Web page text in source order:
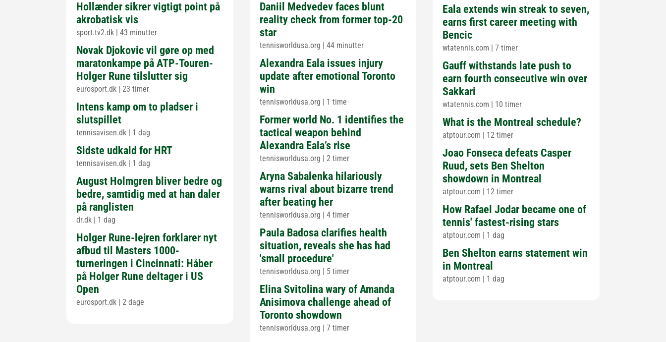
Hollænder sikrer vigtigt point på
akrobatisk vis
sport.tv2.dk |43 minutter
Novak Djokovic vil gøre op med
maratonkampe på ATP-Touren-
Holger Rune tilslutter sig
eurosport.dk |23 timer
Intens kamp om to pladser i
slutspillet
tennisavisen.dk | 1 dag
Sidste udkald for HRT
tennisavisen.dk | 1 dag
August Holmgren bliver bedre og
bedre, samtidig med at han daler
på ranglisten
dr.dk | 1 dag
Holger Rune-lejren forklarer nyt
afbud til Masters 1000-
turneringen i Cincinnati: Håber
på Holger Rune deltager i US
Open
eurosport.dk |2 dage
Daniil Medvedev faces blunt
reality check from former top-20
star
tennisworldusa.org | 44 minutter
Alexandra Eala issues injury
update after emotional Toronto
win
tennisworldusa.org | 1 time
Former world No. 1 identifies the
tactical weapon behind
Alexandra Eala’s rise
tennisworldusa.org | 2 timer
Aryna Sabalenka hilariously
warns rival about bizarre trend
after beating her
tennisworldusa.org | 4 timer
Paula Badosa clarifies health
situation, reveals she has had
'small procedure'
tennisworldusa.org | 5 timer
Elina Svitolina wary of Amanda
Anisimova challenge ahead of
Toronto showdown
tennisworldusa.org | 7 timer
Eala extends win streak to seven,
earns first career meeting with
Bencic
wtatennis.com | 7 timer
Gauff withstands late push to
earn fourth consecutive win over
Sakkari
wtatennis.com | 10 timer
What is the Montreal schedule?
atptour.com | 12 timer
Joao Fonseca defeats Casper
Ruud, sets Ben Shelton
showdown in Montreal
atptour.com | 12 timer
How Rafael Jodar became one of
tennis' fastest-rising stars
atptour.com | 1 dag
Ben Shelton earns statement win
in Montreal
atptour.com | 1 dag